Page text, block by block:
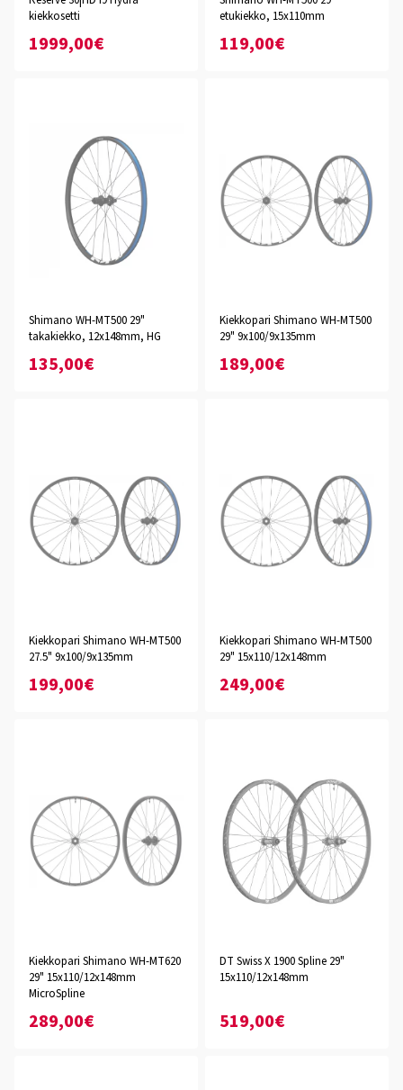
kiekkosetti
1999,00€
etukiekko, 15x110mm
119,00€
Shimano WH-MT500 29"
takakiekko, 12x148mm, HG
135,00€
Kiekkopari Shimano WH-MT500
29" 9x100/9x135mm
189,00€
Kiekkopari Shimano WH-MT500
27.5" 9x100/9x135mm
199,00€
Kiekkopari Shimano WH-MT500
29" 15x110/12x148mm
249,00€
Kiekkopari Shimano WH-MT620
29" 15x110/12x148mm
MicroSpline
289,00€
DT Swiss X 1900 Spline 29"
15x110/12x148mm
519,00€